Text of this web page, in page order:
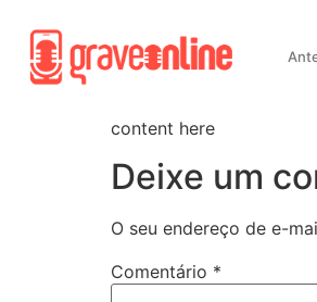
content here
Deixe um
O seu endereço de e-
Comentário *